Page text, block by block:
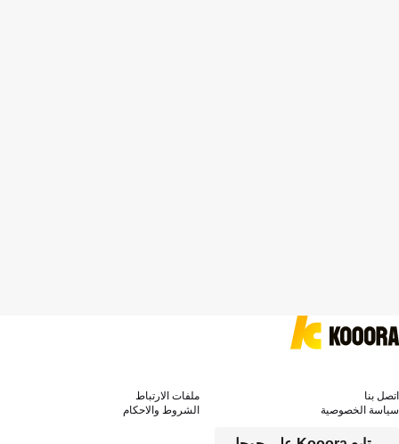
اتصل بنا
ملفات الارتباط
سياسة الخصوصية
الشروط والاحكام